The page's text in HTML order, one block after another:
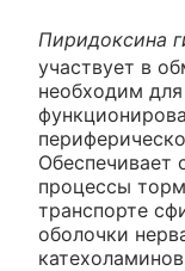
Пиридоксина
участвует в
необходим
Обеспечивает
процессы
транспорте
оболочки